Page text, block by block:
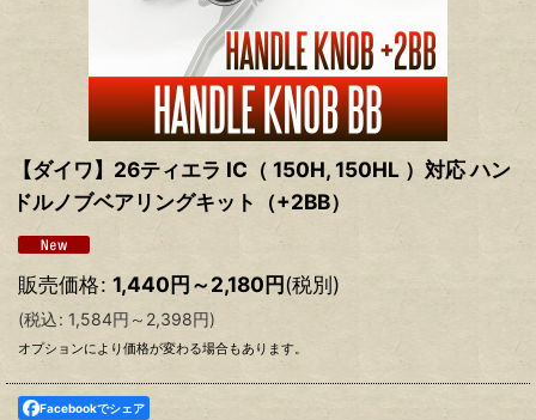
【ダイワ】26ティエラ IC（ 150H, 150HL ）対応 ハン
ドルノブベアリングキット（+2BB）
販売価格: 1,440円～2,180円(税別)
(税込: 1,584円 ～2,398円)
オプションにより価格が変わる場合もあります。
Facebookでシェア